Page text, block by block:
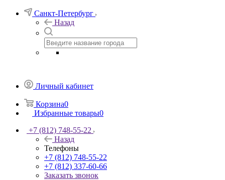
Санкт-Петербург
Назад
Личный кабинет
Корзина0
Избранные товары0
+7 (812) 748-55-22
Назад
Телефоны
+7 (812) 748-55-22
+7 (812) 337-60-66
Заказать звонок